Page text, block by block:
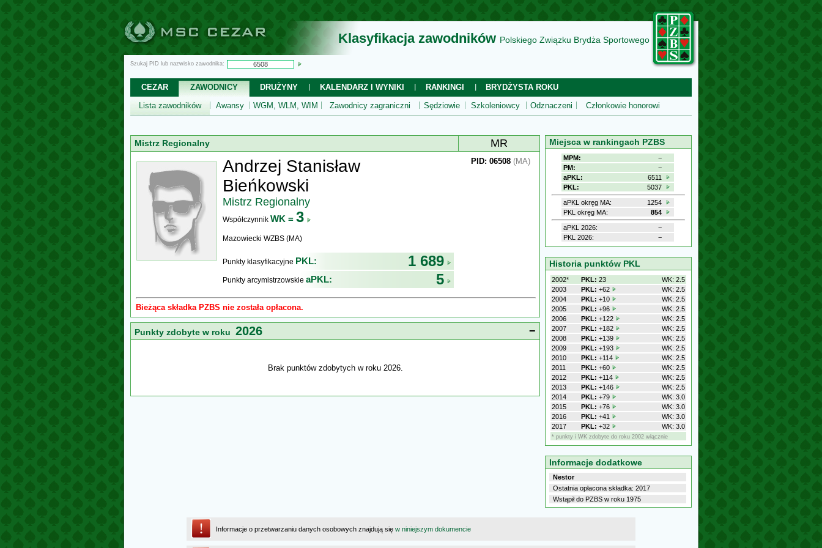
Klasyfikacja zawodników Polskiego Związku Brydża Sportowego
Szukaj PID lub nazwisko zawodnika:
CEZAR ZAWODNICY DRUŻYNY KALENDARZ I WYNIKI RANKINGI
BRYDŻYSTA ROKU
Lista zawodników
Awansy WGM, WLM, WIM Zawodnicy zagraniczni Sędziowie Szkoleniowcy Odznaczeni Członkowie honorowi
Mistrz Regionalny MR
Andrzej Stanisław
Bieńkowski
Mistrz Regionalny
Współczynnik WK = 3
Mazowiecki WZBS (MA)
Punkty klasyfikacyjne PKL: 1 689
Punkty arcymistrzowskie aPKL: 5
PID: 06508 (MA)
Bieżąca składka PZBS nie została opłacona.
Punkty zdobyte w roku 2026 −
Brak punktów zdobytych w roku 2026.
Miejsca w rankingach PZBS
MPM:
−
PM:
−
aPKL:
6511
PKL:
5037
aPKL okręg MA:
1254
PKL okręg MA:
854
aPKL 2026:
−
PKL 2026:
−
Historia punktów PKL
2002* PKL: 23
WK: 2.5
2003
PKL: +62
WK: 2.5
2004
PKL: +10
WK: 2.5
2005
PKL: +96
WK: 2.5
2006
PKL: +122
WK: 2.5
2007
PKL: +182
WK: 2.5
2008
PKL: +139
WK: 2.5
2009
PKL: +193
WK: 2.5
2010
PKL: +114
WK: 2.5
2011
PKL: +60
WK: 2.5
2012
PKL: +114
WK: 2.5
2013
PKL: +146
WK: 2.5
2014
PKL: +79
WK: 3.0
2015
PKL: +76
WK: 3.0
2016
PKL: +41
WK: 3.0
2017
PKL: +32 WK: 3.0
* punkty i WK zdobyte do roku 2002 włącznie
Informacje dodatkowe
Nestor
Ostatnia opłacona składka: 2017
Wstąpił do PZBS w roku 1975
Informacje o przetwarzaniu danych osobowych znajdują się w niniejszym dokumencie